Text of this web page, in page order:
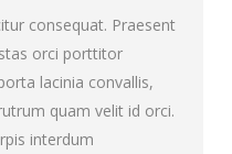
consequat. Praesent
orci porttitor
lacinia convallis,
quam velit id orci.
interdum